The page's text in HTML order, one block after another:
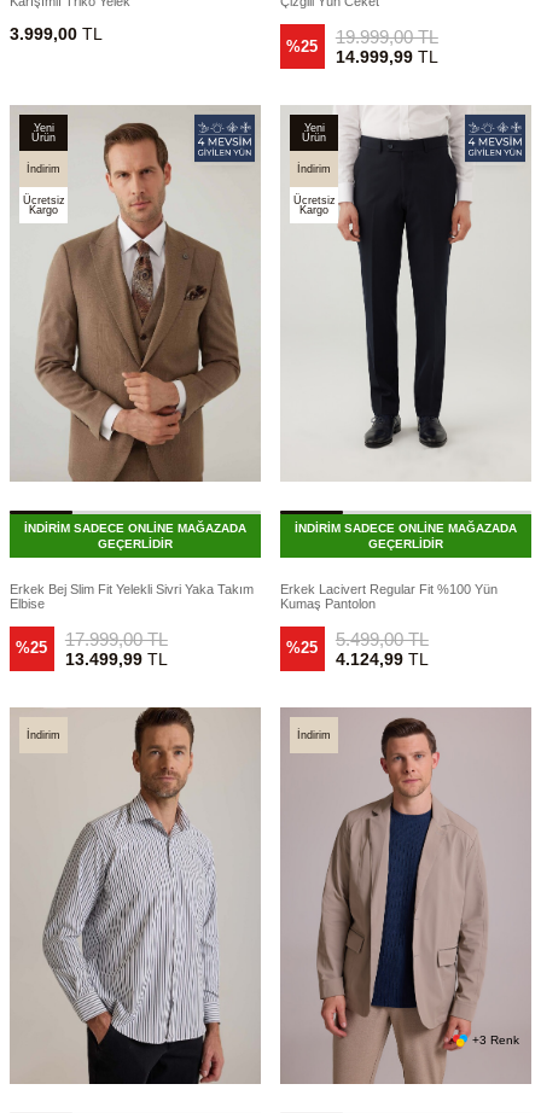
3.999,00 TL
%25 19.999,00TL
14.999,99TL
Yeni
Ürün
İndirim
Ücretsiz
Kargo
İNDİRİM SADECE ONLİNE MAĞAZADA
GEÇERLİDİR
Erkek Bej Slim Fit Yelekli Sivri Yaka Takım
Elbise
%25 17.999,00TL
13.499,99TL
Yeni
Ürün
İndirim
Ücretsiz
Kargo
İNDİRİM SADECE ONLİNE MAĞAZADA
GEÇERLİDİR
Erkek Lacivert Regular Fit %100 Yün
Kumaş Pantolon
%25 5.499,00TL
4.124,99TL
İndirim İndirim
+3 Renk